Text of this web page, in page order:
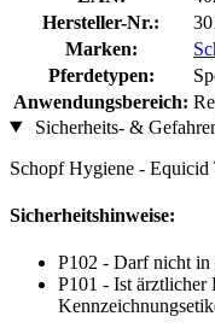
Hersteller-Nr.:
Marken:
Pferdetypen:
Anwendungsbereich:
Sicherheits- &
Schopf Hygiene - Equicid
Sicherheitshinweise:
P102 - Darf nicht in
P101 - Ist ärztlicher